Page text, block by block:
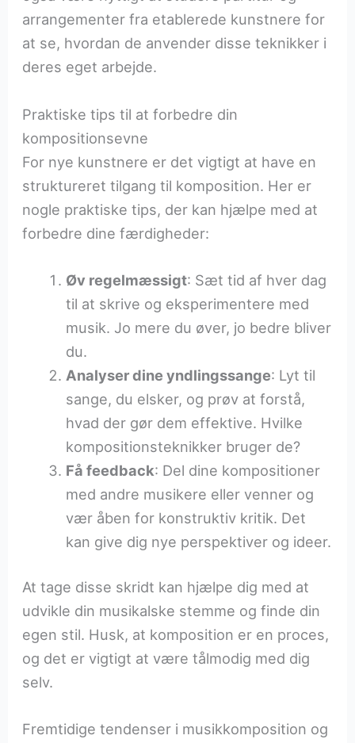
arrangementer fra etablerede kunstnere for
at se, hvordan de anvender disse teknikker i
deres eget arbejde.
Praktiske tips til at forbedre din
kompositionsevne
For nye kunstnere er det vigtigt at have en
struktureret tilgang til komposition. Her er
nogle praktiske tips, der kan hjælpe med at
forbedre dine færdigheder:
Øv regelmæssigt: Sæt tid af hver dag
til at skrive og eksperimentere med
musik. Jo mere du øver, jo bedre bliver
du.
Analyser dine yndlingssange: Lyt til
sange, du elsker, og prøv at forstå,
hvad der gør dem effektive. Hvilke
kompositionsteknikker bruger de?
Få feedback: Del dine kompositioner
med andre musikere eller venner og
vær åben for konstruktiv kritik. Det
kan give dig nye perspektiver og ideer.
At tage disse skridt kan hjælpe dig med at
udvikle din musikalske stemme og finde din
egen stil. Husk, at komposition er en proces,
og det er vigtigt at være tålmodig med dig
selv.
Fremtidige tendenser i musikkomposition og